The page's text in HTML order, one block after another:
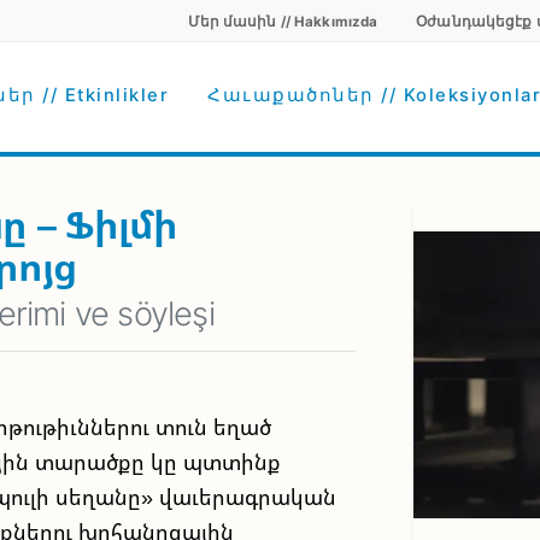
Secondary menu
Մեր մասին // Hakkımızda Օժանդակեցէք
// Etkinlikler Հաւաքածոներ // Koleksiyonlar
– Ֆիլմի
ve söyleşi
տուն եղած
տարածքը կը պտտինք
սեղանը» վաւերագրական
խոհանոցային